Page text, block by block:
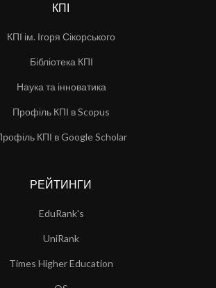
КПІ
КПІ ім. Ігоря Сікорського
Бібліотека КПІ
Наука та інноватика
Профіль КПІ в Scopus
КПІ в Google Scholar
РЕЙТИНГИ
EduRank's
UniRank
Times Higher Education